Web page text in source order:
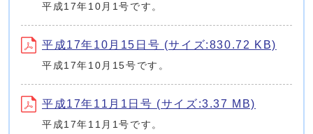
平成17年10月1号です。
平成17年10月15日号 (サイズ:830.72 KB)
平成17年10月15号です。
平成17年11月1日号 (サイズ:3.37 MB)
平成17年11月1号です。